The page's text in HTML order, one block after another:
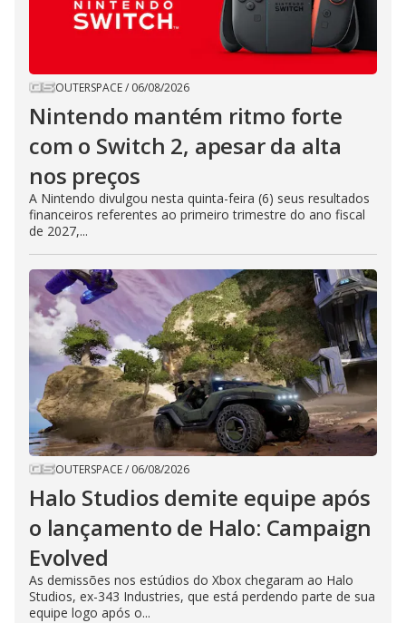
OUTERSPACE/ 06/08/2026
Nintendo mantém ritmo forte
com o Switch 2, apesar da alta
nos preços
A Nintendo divulgou nesta quinta-feira (6) seus resultados
financeiros referentes ao primeiro trimestre do ano fiscal
de 2027,...
OUTERSPACE/ 06/08/2026
Halo Studios demite equipe após
o lançamento de Halo: Campaign
Evolved
As demissões nos estúdios do Xbox chegaram ao Halo
Studios, ex-343 Industries, que está perdendo parte de sua
equipe logo após o...